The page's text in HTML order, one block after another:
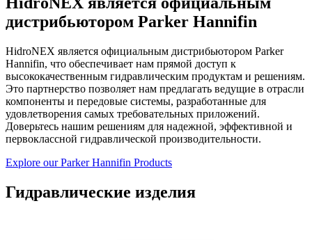
дистрибьютором Parker Hannifin
HidroNEX является официальным дистрибьютором Parker
Hannifin, что обеспечивает нам прямой доступ к
высококачественным гидравлическим продуктам и решениям.
Это партнерство позволяет нам предлагать ведущие в отрасли
компоненты и передовые системы, разработанные для
удовлетворения самых требовательных приложений.
Доверьтесь нашим решениям для надежной, эффективной и
первоклассной гидравлической производительности.
Explore our Parker Hannifin Products
Гидравлические изделия